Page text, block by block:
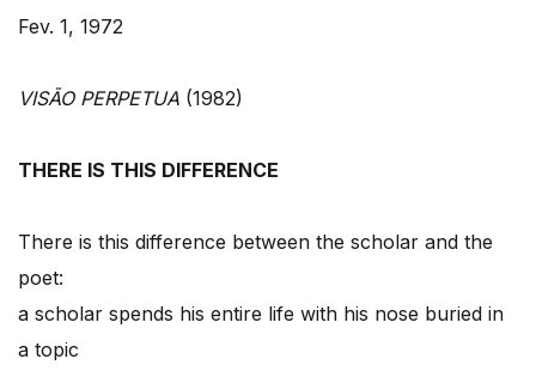
Fev. 1, 1972
VISÃO PERPETUA (1982)
THERE IS THIS DIFFERENCE
There is this difference between the scholar and the
poet:
a scholar spends his entire life with his nose buried in
a topic